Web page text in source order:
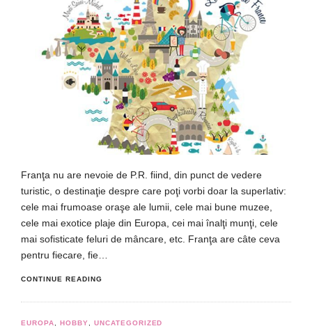
Franţa nu are nevoie de P.R. fiind, din punct de vedere
turistic, o destinaţie despre care poţi vorbi doar la superlativ:
cele mai frumoase oraşe ale lumii, cele mai bune muzee,
cele mai exotice plaje din Europa, cei mai înalţi munţi, cele
mai sofisticate feluri de mâncare, etc. Franţa are câte ceva
pentru fiecare, fie…
CONTINUE READING
EUROPA HOBBY UNCATEGORIZED